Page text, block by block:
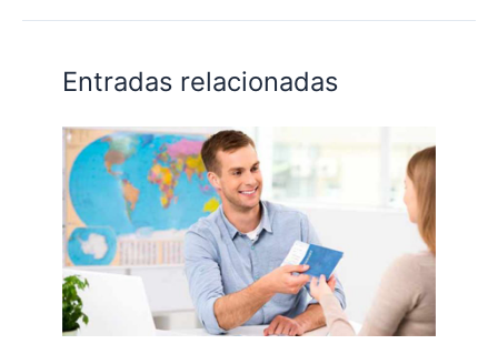
Entradas relacionadas